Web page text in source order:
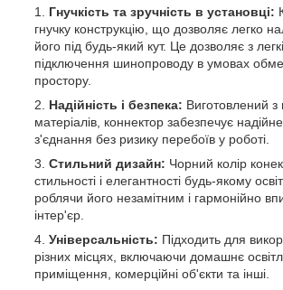
Гнучкість та зручність в установці:
гнучку конструкцію, що дозволяє легко
його під будь-який кут. Це дозволяє з
підключення шинопроводу в умовах
простору.
Надійність і безпека: Виготовлений з
матеріалів, коннектор забезпечує
з'єднання без ризику перебоїв у роботі.
Стильний дизайн: Чорний колір
стильності і елегантності будь-якому
роблячи його незамітним і гармонійно
інтер'єр.
Універсальність: Підходить для
різних місцях, включаючи домашнє
приміщення, комерційні об'єкти та інші.